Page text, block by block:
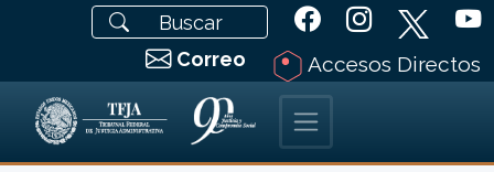
Correo Accesos Directos